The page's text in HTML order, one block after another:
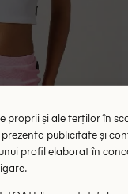
proprii și ale terților în
publicitate și
profil elaborat în